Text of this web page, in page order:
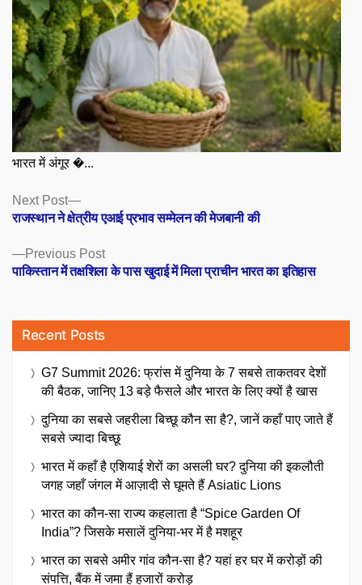
भारत में अंगूर �...
Posts
navigation
Previous PostPrevious
post:
पाकिस्तान में तक्षशिला के पास खुदाई में मिला प्राचीन भारत का इतिहास
Next Post
Next
post:
राजस्थान ने क्षेत्रीय एआई प्रभाव सम्मेलन की मेजबानी की
Recent Posts
G7 Summit 2026: फ्रांस में दुनिया के 7 सबसे ताकतवर देशों
की बैठक, जानिए 13 बड़े फैसले और भारत के लिए क्यों है खास
दुनिया का सबसे जहरीला बिच्छू कौन सा है?, जानें कहाँ पाए जाते हैं
सबसे ज्यादा बिच्छू
भारत में कहाँ है एशियाई शेरों का असली घर? दुनिया की इकलौती
जगह जहाँ जंगल में आज़ादी से घूमते हैं Asiatic Lions
भारत का कौन-सा राज्य कहलाता है “Spice Garden Of
India”? जिसके मसालें दुनिया-भर में है मशहूर
भारत का सबसे अमीर गांव कौन-सा है? यहां हर घर में करोड़ों की
संपत्ति, बैंक में जमा हैं हजारों करोड़